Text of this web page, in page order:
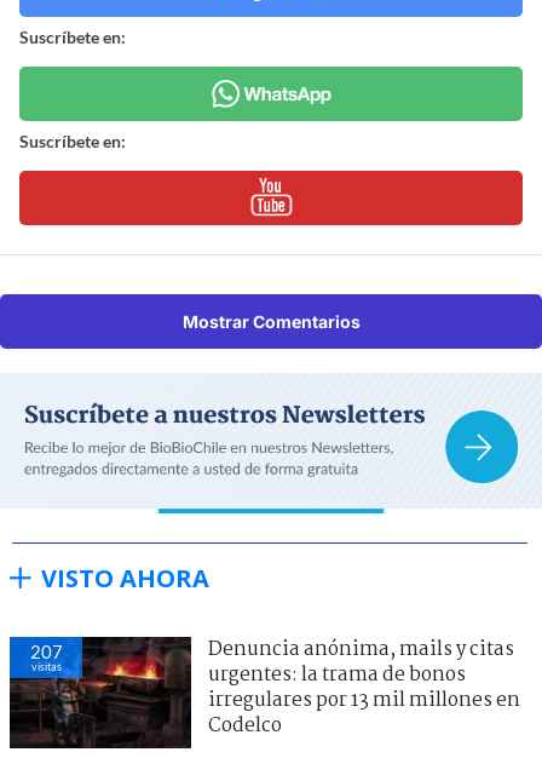
Suscríbete en:
Suscríbete en:
Mostrar Comentarios
VISTO AHORA
207
visitas
Denuncia anónima, mails y citas
urgentes: la trama de bonos
irregulares por 13 mil millones en
Codelco